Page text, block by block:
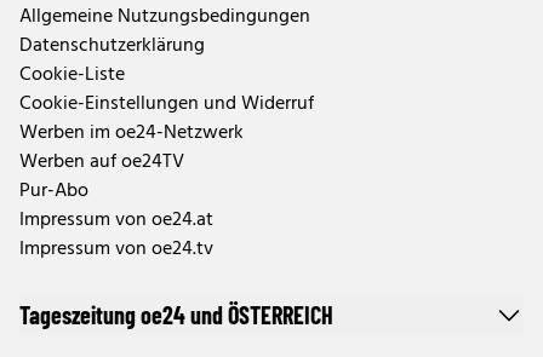
Allgemeine Nutzungsbedingungen
Datenschutzerklärung
Cookie-Liste
Cookie-Einstellungen und Widerruf
Werben im oe24-Netzwerk
Werben auf oe24TV
Pur-Abo
Impressum von oe24.at
Impressum von oe24.tv
Tageszeitung oe24 und ÖSTERREICH